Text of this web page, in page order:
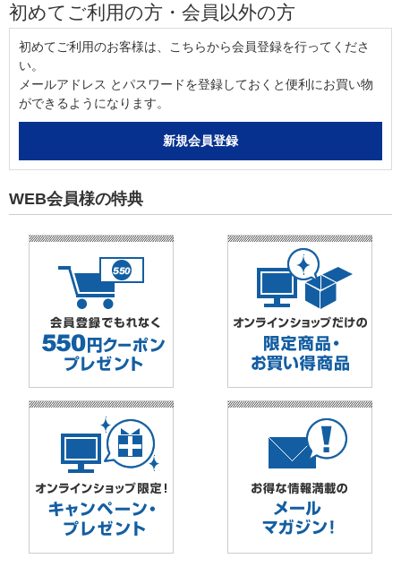
初めてご利用の方・会員以外の方
初めてご利用のお客様は、こちらから会員登録を行ってくださ
い。
メールアドレス とパスワードを登録しておくと便利にお買い物
ができるようになります。
WEB会員様の特典